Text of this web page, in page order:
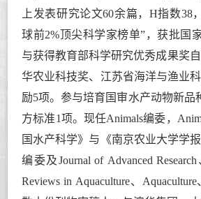
上发表研究论文60余篇，H指数38
球前2%顶尖科学家榜单”，获批国
与获得教育部科学研究优秀成果奖
华农业科技奖、江苏省海洋与渔业
励5项。参与培育国审水产动物新品
方标准1项。现任Animals编委，
国水产科学》与《南京农业大学学
编委及Journal of Advanced Research
Reviews in Aquaculture、